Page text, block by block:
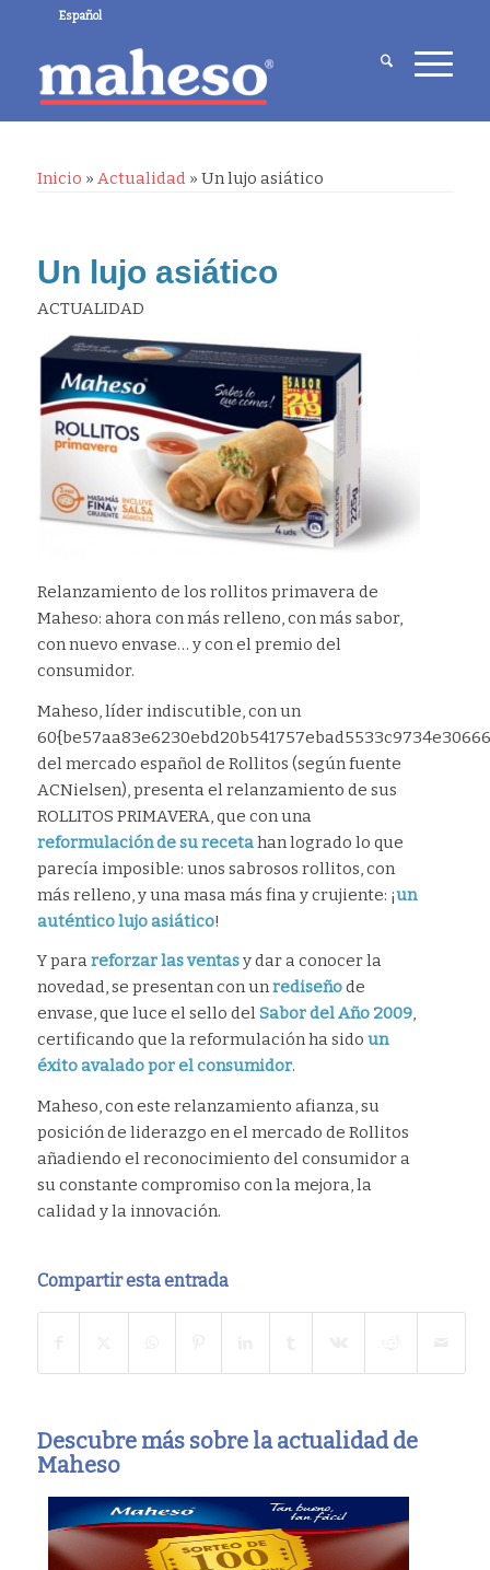
Español
Inicio » Actualidad» Un lujo asiático
Un lujo asiático
ACTUALIDAD
Relanzamiento de los rollitos primavera de
Maheso: ahora con más relleno, con más sabor,
con nuevo envase… y con el premio del
consumidor.
Maheso, líder indiscutible, con un
del mercado español de Rollitos (según fuente
ACNielsen), presenta el relanzamiento de sus
ROLLITOS PRIMAVERA, que con una
reformulación de su recetahan logrado lo que
parecía imposible: unos sabrosos rollitos, con
más relleno, y una masa más fina y crujiente: ¡un
auténtico lujo asiático!
Y parareforzar las ventasy dar a conocer la
novedad, se presentan con unrediseñode
envase, que luce el sello delSabor del Año 2009,
certificando que la reformulación ha sido un
éxito avalado por el consumidor.
Maheso, con este relanzamiento afianza, su
posición de liderazgo en el mercado de Rollitos
añadiendo el reconocimiento del consumidor a
su constante compromiso con la mejora, la
calidad y la innovación.
Compartir esta entrada
Descubre más sobre la actualidad de
Maheso